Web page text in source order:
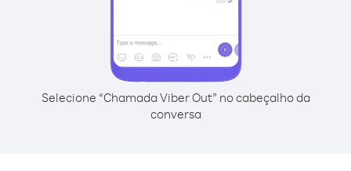
Selecione “Chamada Viber Out” no cabeçalho da
conversa